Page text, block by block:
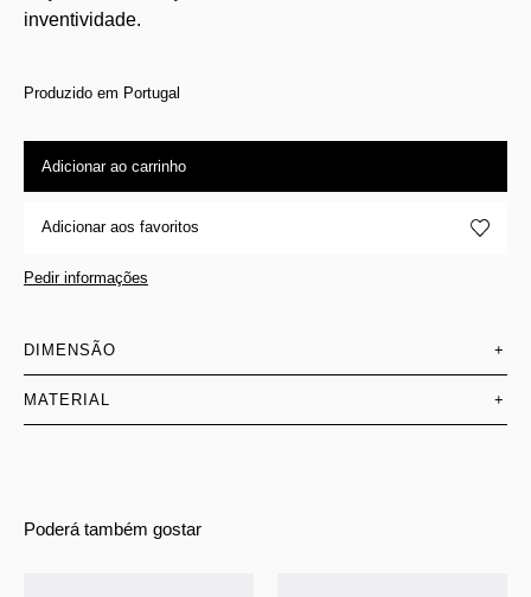
inventividade.
Produzido em Portugal
Adicionar ao carrinho
Adicionar aos favoritos
Pedir informações
DIMENSÃO +
MATERIAL +
Poderá também gostar